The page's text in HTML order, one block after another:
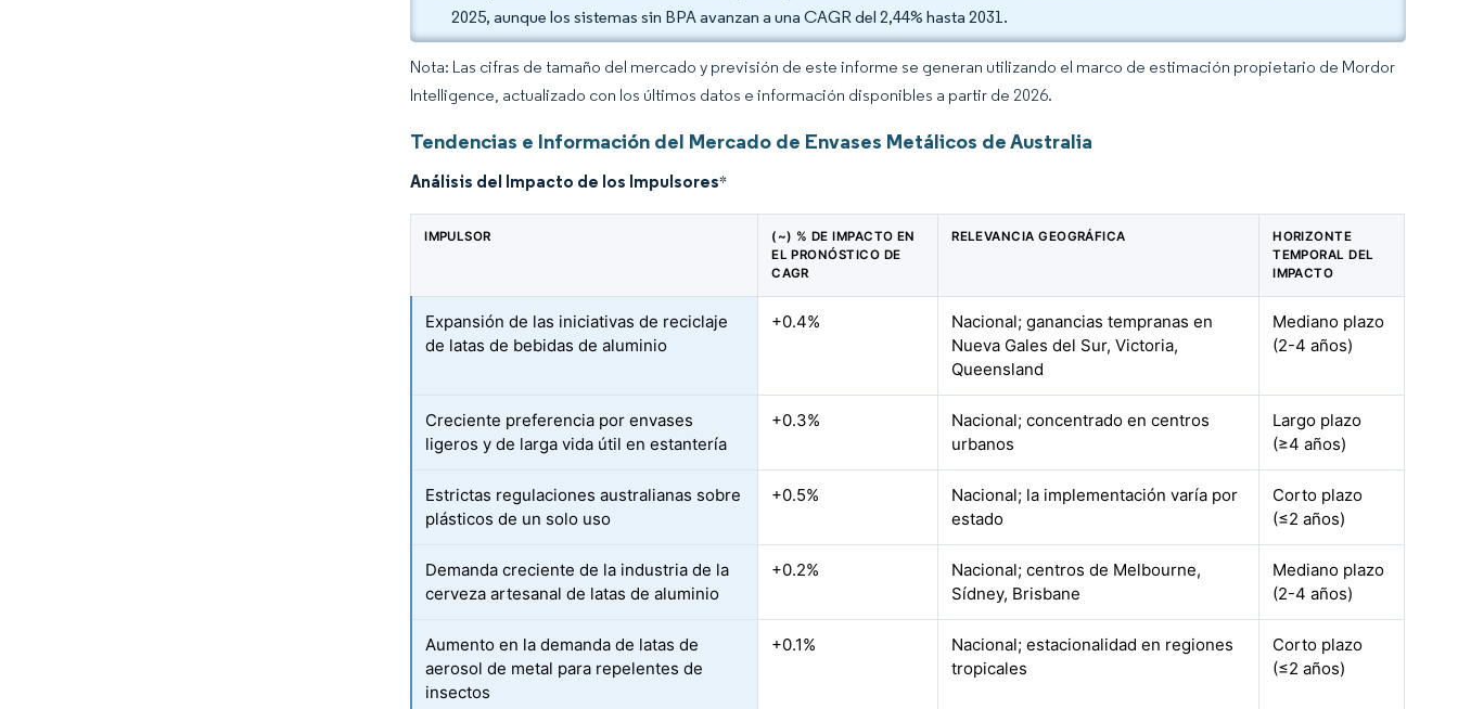
2025, aunque los sistemas sin BPA avanzan a una CAGR del 2,44% hasta 2031.
Nota: Las cifras de tamaño del mercado y previsión de este informe se generan utilizando el marco de estimación propietario de Mordor
Intelligence, actualizado con los últimos datos e información disponibles a partir de 2026.
Tendencias e Información del Mercado de Envases Metálicos de Australia
Análisis del Impacto de los Impulsores*
IMPULSOR
(~) % DE IMPACTO EN
EL PRONÓSTICO DE
CAGR
RELEVANCIA GEOGRÁFICA
HORIZONTE
TEMPORAL DEL
IMPACTO
Expansión de las iniciativas de reciclaje
de latas de bebidas de aluminio
+0.4%
Nacional; ganancias tempranas en
Nueva Gales del Sur, Victoria,
Queensland
Mediano plazo
(2-4 años)
Creciente preferencia por envases
ligeros y de larga vida útil en estantería
+0.3%
Nacional; concentrado en centros
urbanos
Largo plazo
(≥4 años)
Estrictas regulaciones australianas sobre
plásticos de un solo uso
+0.5%
Nacional; la implementación varía por
estado
Corto plazo
(≤2 años)
Demanda creciente de la industria de la
cerveza artesanal de latas de aluminio
+0.2%
Nacional; centros de Melbourne,
Sídney, Brisbane
Mediano plazo
(2-4 años)
Aumento en la demanda de latas de
aerosol de metal para repelentes de
insectos
+0.1%
Nacional; estacionalidad en regiones
tropicales
Corto plazo
(≤2 años)